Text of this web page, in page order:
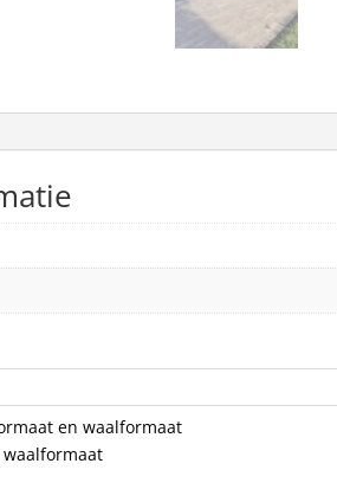
en waalformaat
waalformaat